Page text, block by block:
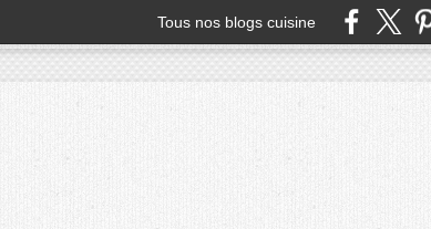
Tous nos blogs cuisine